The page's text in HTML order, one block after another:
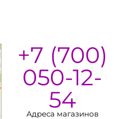
+7 (700)
050-12-
54
Адреса магазинов